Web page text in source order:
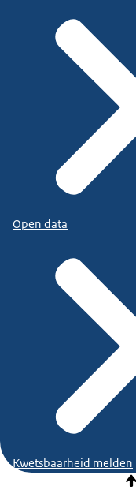
Open data
Kwetsbaarheid melden